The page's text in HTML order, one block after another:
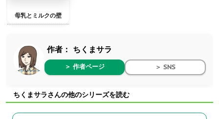
母乳とミルクの壁
作者： ちくまサラ
＞ 作者ページ ＞ SNS
ちくまサラさんの他のシリーズを読む